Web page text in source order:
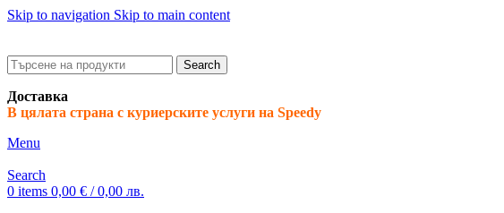
Skip to navigation Skip to main content
Search
Доставка
В цялата страна с куриерските услуги на Speedy
Menu
Search
0 items 0,00 € / 0,00 лв.